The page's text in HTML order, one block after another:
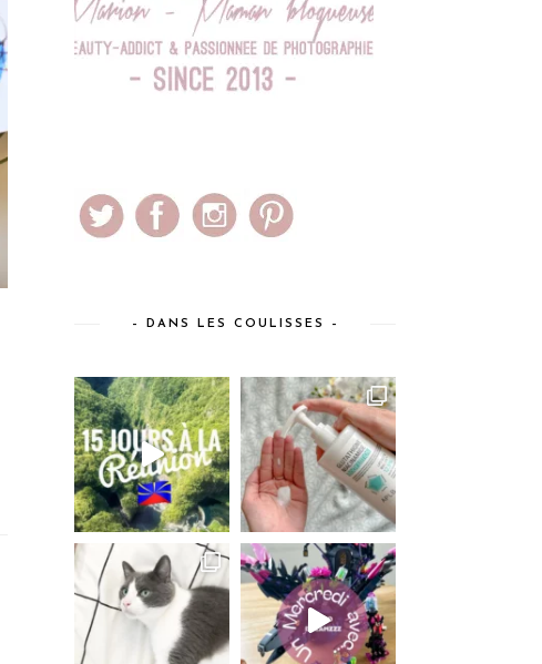
– DANS LES COULISSES –